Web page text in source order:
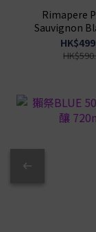
Rimapere
Sauvignon
750ml 2支